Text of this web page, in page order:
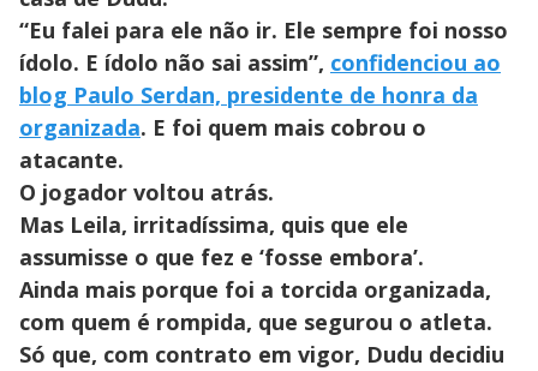
“Eu falei para ele não ir. Ele sempre foi nosso
ídolo. E ídolo não sai assim”, confidenciou ao
blog Paulo Serdan, presidente de honra da
organizada. E foi quem mais cobrou o
atacante.
O jogador voltou atrás.
Mas Leila, irritadíssima, quis que ele
assumisse o que fez e ‘fosse embora’.
Ainda mais porque foi a torcida organizada,
com quem é rompida, que segurou o atleta.
Só que, com contrato em vigor, Dudu decidiu